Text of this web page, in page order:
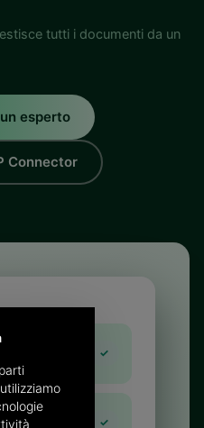
tutti i documenti da un
esperto
Connector
✓
✓